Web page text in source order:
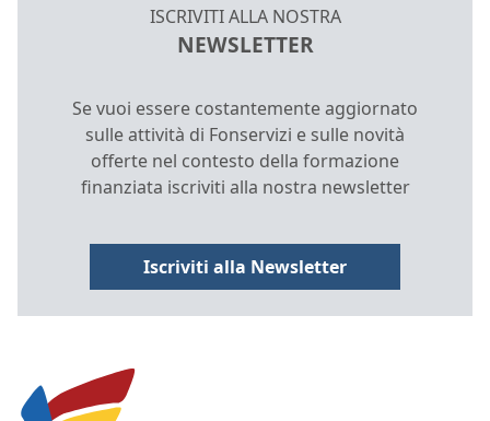
ISCRIVITI ALLA NOSTRA
NEWSLETTER
Se vuoi essere costantemente aggiornato
sulle attività di Fonservizi e sulle novità
offerte nel contesto della formazione
finanziata iscriviti alla nostra newsletter
Iscriviti alla Newsletter
INFORMAZIONI E